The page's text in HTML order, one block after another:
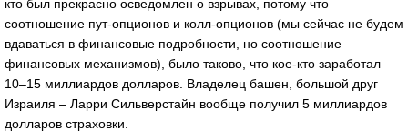
кто был прекрасно осведомлен о взрывах, потому что
соотношение пут-опционов и колл-опционов (мы сейчас не будем
вдаваться в финансовые подробности, но соотношение
финансовых механизмов), было таково, что кое-кто заработал
10–15 миллиардов долларов. Владелец башен, большой друг
Израиля – Ларри Сильверстайн вообще получил 5 миллиардов
долларов страховки.